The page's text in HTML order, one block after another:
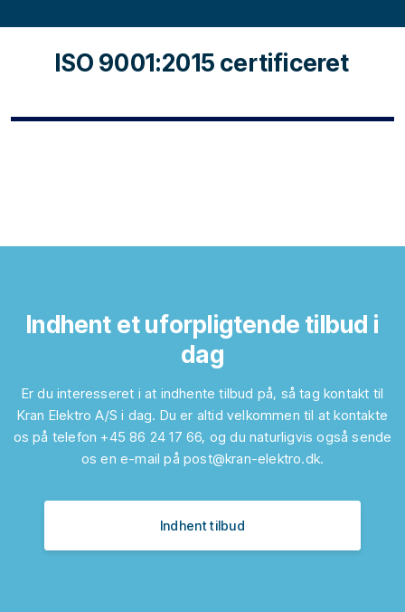
ISO 9001:2015 certificeret
Indhent et uforpligtende tilbud i
dag
Er du interesseret i at indhente tilbud på, så tag kontakt til
Kran Elektro A/S i dag. Du er altid velkommen til at kontakte
os på telefon +45 86 24 17 66, og du naturligvis også sende
os en e-mail på post@kran-elektro.dk.
Indhent tilbud